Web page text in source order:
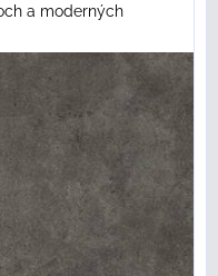
a moderných